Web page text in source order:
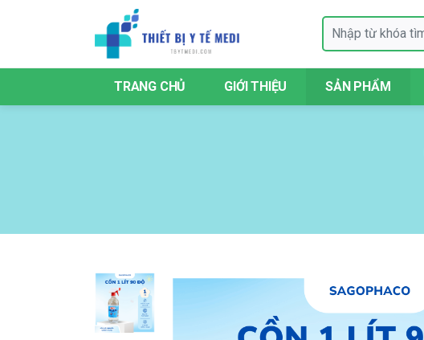
TRANG CHỦ GIỚI THIỆU SẢN PHẨM